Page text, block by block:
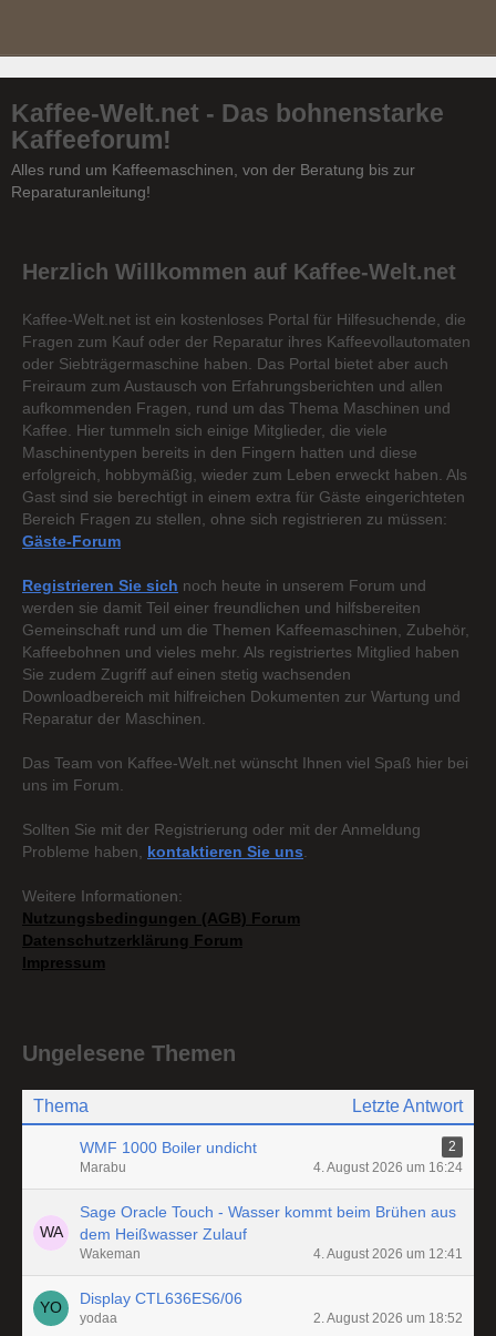
Kaffee-Welt.net - Das bohnenstarke
Kaffeeforum!
Alles rund um Kaffeemaschinen, von der Beratung bis zur
Reparaturanleitung!
Herzlich Willkommen auf Kaffee-Welt.net
Kaffee-Welt.net ist ein kostenloses Portal für Hilfesuchende, die
Fragen zum Kauf oder der Reparatur ihres Kaffeevollautomaten
oder Siebträgermaschine haben. Das Portal bietet aber auch
Freiraum zum Austausch von Erfahrungsberichten und allen
aufkommenden Fragen, rund um das Thema Maschinen und
Kaffee. Hier tummeln sich einige Mitglieder, die viele
Maschinentypen bereits in den Fingern hatten und diese
erfolgreich, hobbymäßig, wieder zum Leben erweckt haben. Als
Gast sind sie berechtigt in einem extra für Gäste eingerichteten
Bereich Fragen zu stellen, ohne sich registrieren zu müssen:
Gäste-Forum
Registrieren Sie sich noch heute in unserem Forum und
werden sie damit Teil einer freundlichen und hilfsbereiten
Gemeinschaft rund um die Themen Kaffeemaschinen, Zubehör,
Kaffeebohnen und vieles mehr. Als registriertes Mitglied haben
Sie zudem Zugriff auf einen stetig wachsenden
Downloadbereich mit hilfreichen Dokumenten zur Wartung und
Reparatur der Maschinen.
Das Team von Kaffee-Welt.net wünscht Ihnen viel Spaß hier bei
uns im Forum.
Sollten Sie mit der Registrierung oder mit der Anmeldung
Probleme haben, kontaktieren Sie uns
Weitere Informationen:
Nutzungsbedingungen (AGB) Forum
Datenschutzerklärung Forum
Impressum
Ungelesene Themen
Thema Letzte Antwort
WMF 1000 Boiler undicht
2
Marabu
4. August 2026 um 16:24
Sage Oracle Touch - Wasser kommt beim Brühen aus
dem Heißwasser Zulauf
Wakeman 4. August 2026 um 12:41
Display CTL636ES6/06
yodaa 2. August 2026 um 18:52